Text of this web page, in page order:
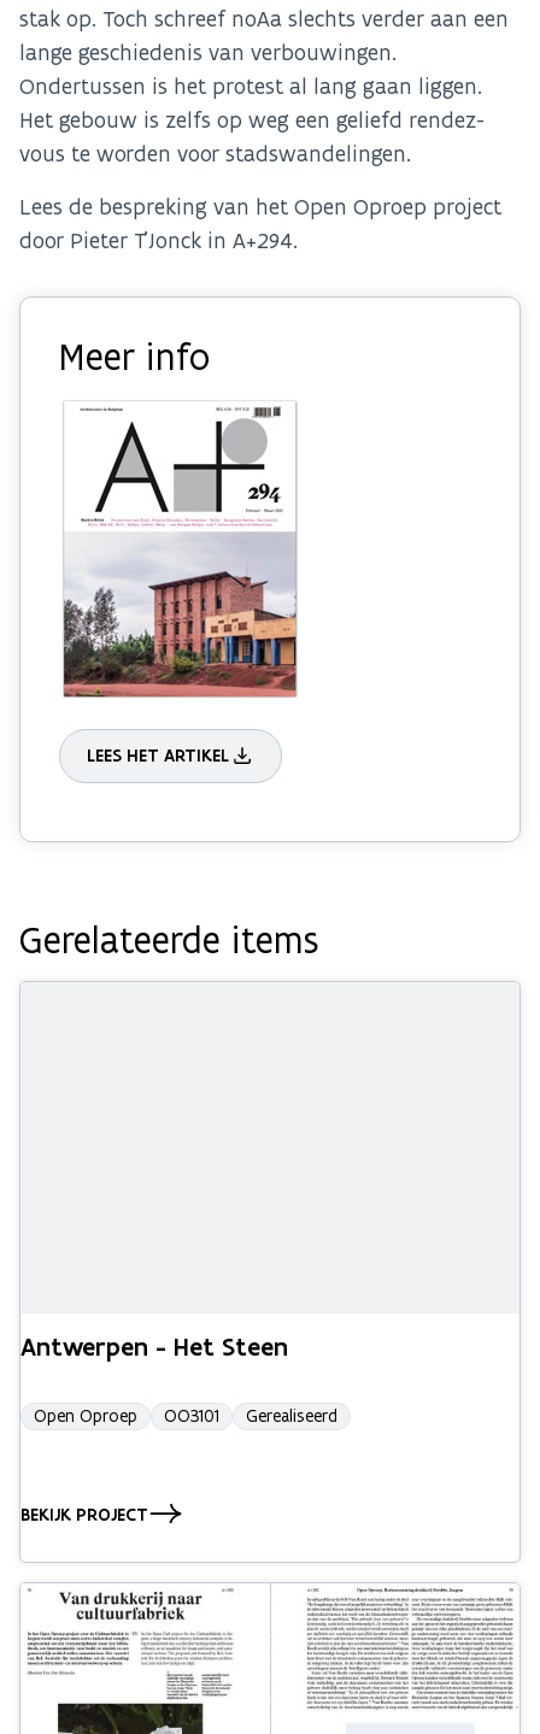
stak op. Toch schreef noAa slechts verder aan een
lange geschiedenis van verbouwingen.
Ondertussen is het protest al lang gaan liggen.
Het gebouw is zelfs op weg een geliefd rendez-
vous te worden voor stadswandelingen.
Lees de bespreking van het Open Oproep project
door Pieter T’Jonck in A+294.
Meer info
LEES HET ARTIKEL
Gerelateerde items
Antwerpen - Het Steen
Open Oproep OO3101 Gerealiseerd
BEKIJK PROJECT